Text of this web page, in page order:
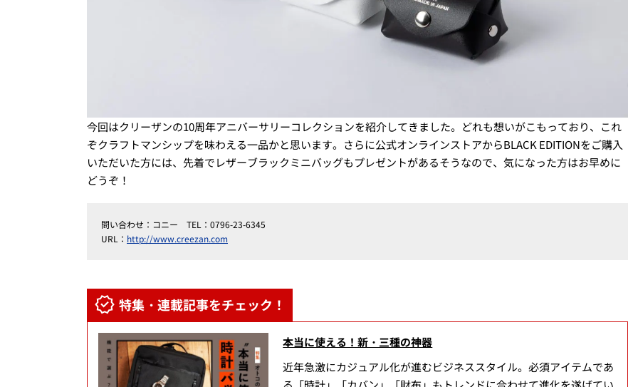
今回はクリーザンの10周年アニバーサリーコレクションを紹介してきました。どれも想いがこもっており、これ
ぞクラフトマンシップを味わえる一品かと思います。さらに公式オンラインストアからBLACK EDITIONをご購入
いただいた方には、先着でレザーブラックミニバッグもプレゼントがあるそうなので、気になった方はお早めに
どうぞ！
問い合わせ：コニー TEL：0796-23-6345
URL： http://www.creezan.com
特集・連載記事をチェック！
本当に使える！新・三種の神器
近年急激にカジュアル化が進むビジネススタイル。必須アイテムであ